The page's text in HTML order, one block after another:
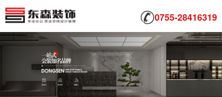
0755-28416319
高端写字楼装修设计
深圳办公室装修公司 我们的设计师团队有着多年
的深圳办公室设计经验，整个装修过程会有专门
2018-07-30
顶级办公室装修_创业学院